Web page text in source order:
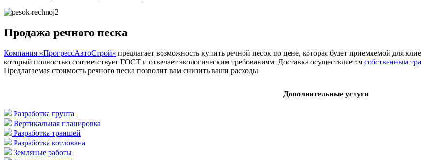
Продажа речного песка
Компания «ПрогрессАвтоСтрой» предлагает возможность купить речной песок по цене, которая будет приемлемой для
который полностью соответствует ГОСТ и отвечает экологическим требованиям. Доставка осуществляется собственным
Предлагаемая стоимость речного песка позволит вам снизить ваши расходы.
Дополнительные услуги
Разработка грунта
Вертикальная планировка
Разработка траншей
Разработка котлована
Земляные работы